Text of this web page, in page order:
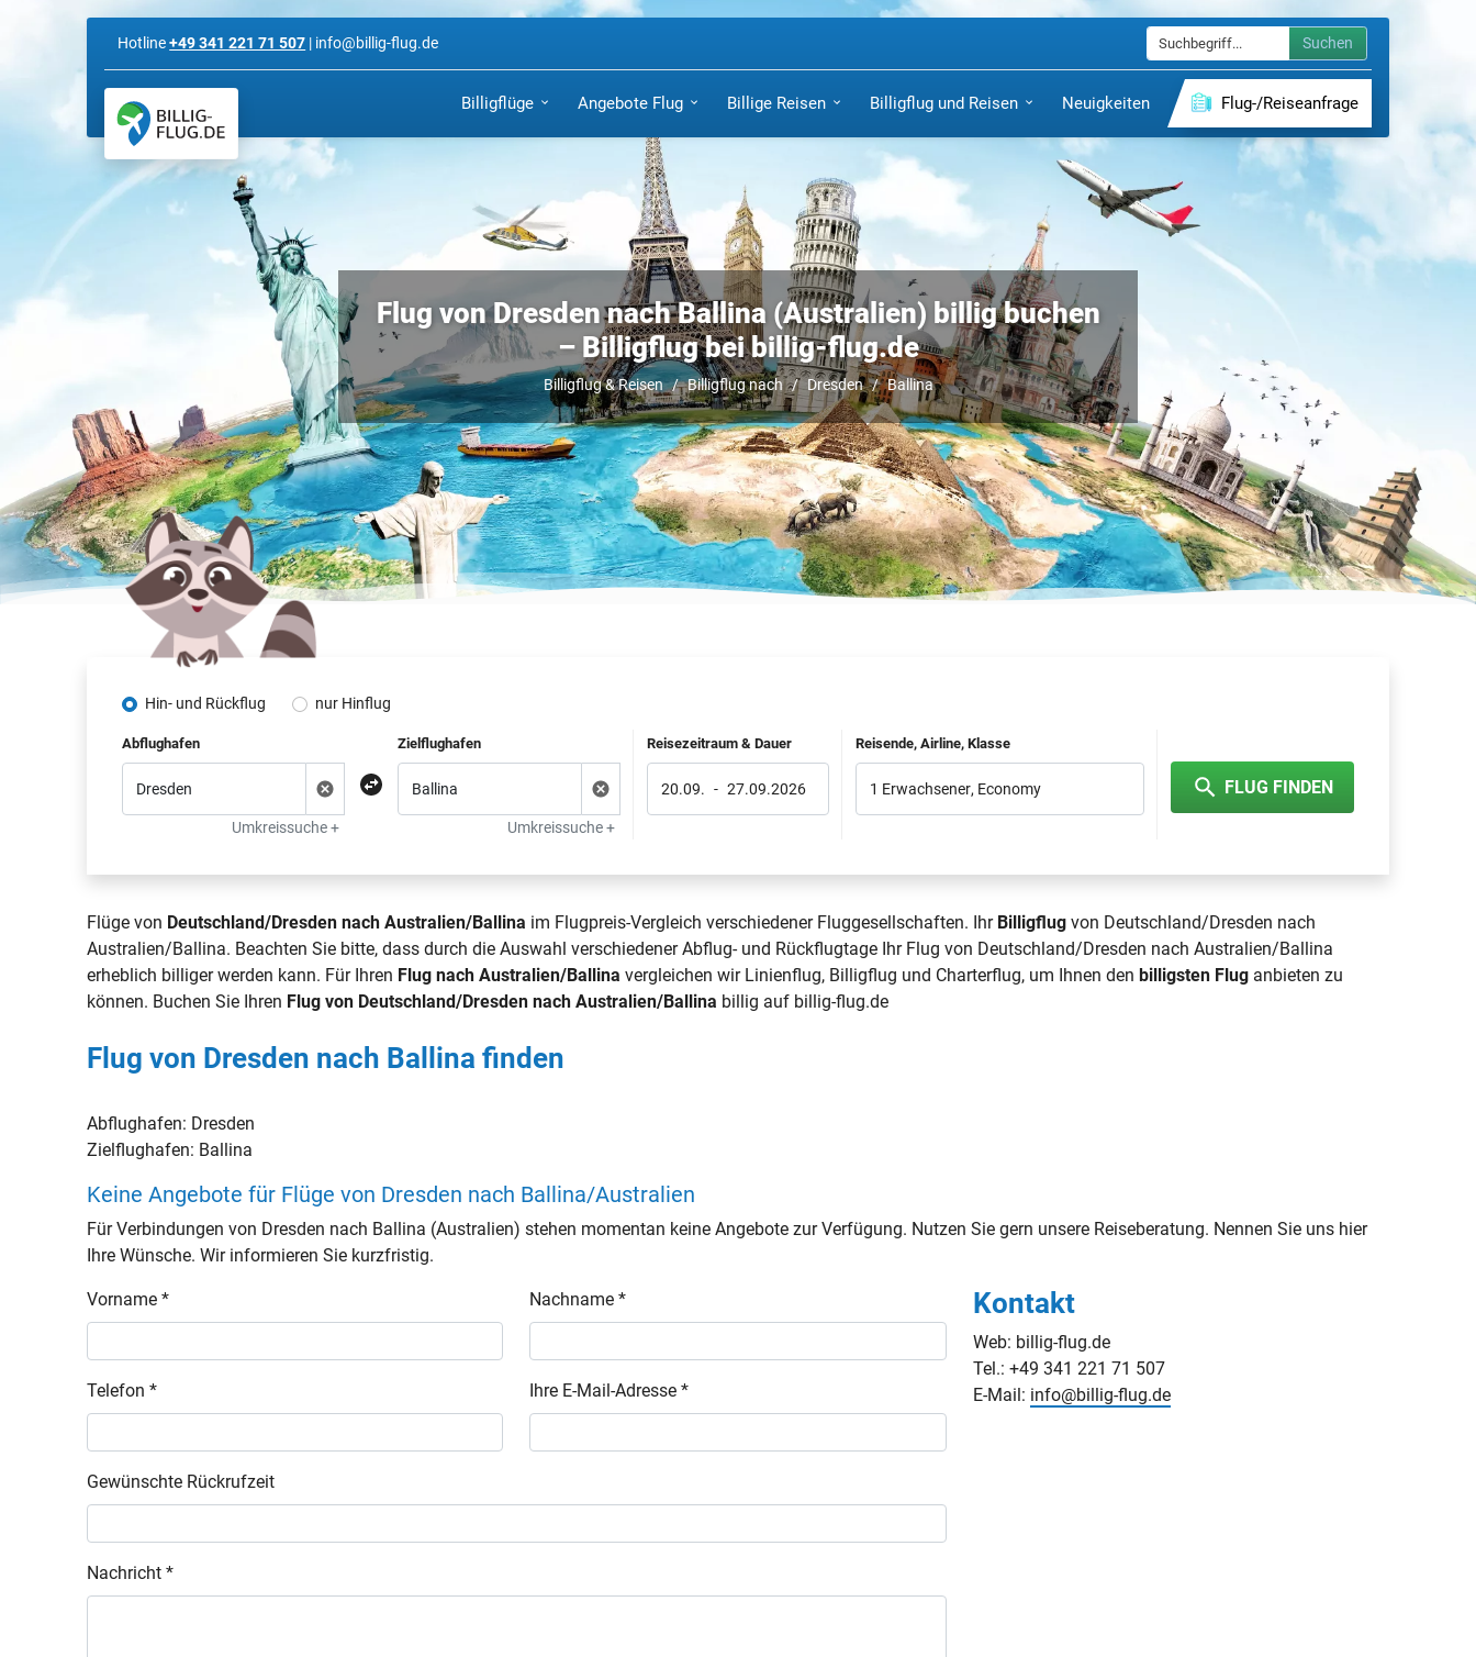
Hotline+49 341 221 71 507 | info@billig-flug.de Suchen
Billigflüge Angebote Flug Billige Reisen Billigflug und Reisen Neuigkeiten Flug-/Reiseanfrage
Flug von Dresden nach Ballina (Australien) billig buchen
– Billigflug bei billig-flug.de
Billigflug & Reisen Billigflug nach Dresden Ballina
Hin- und Rückflug nur Hinflug
Abflughafen
Umkreissuche +
Zielflughafen
Umkreissuche +
Reisezeitraum & Dauer
20.09. - 27.09.2026
Reisende, Airline, Klasse
1 Erwachsener, Economy FLUG FINDEN
Flüge von Deutschland/Dresden nach Australien/Ballina im Flugpreis-Vergleich verschiedener Fluggesellschaften. Ihr Billigflug von Deutschland/Dresden nach
Australien/Ballina. Beachten Sie bitte, dass durch die Auswahl verschiedener Abflug- und Rückflugtage Ihr Flug von Deutschland/Dresden nach Australien/Ballina
erheblich billiger werden kann. Für Ihren Flug nach Australien/Ballina vergleichen wir Linienflug, Billigflug und Charterflug, um Ihnen denbilligsten Flug anbieten zu
können. Buchen Sie Ihren Flug von Deutschland/Dresden nach Australien/Ballina billig auf billig-flug.de
Flug von Dresden nach Ballina finden
Abflughafen: Dresden
Zielflughafen: Ballina
Keine Angebote für Flüge von Dresden nach Ballina/Australien
Für Verbindungen von Dresden nach Ballina (Australien) stehen momentan keine Angebote zur Verfügung. Nutzen Sie gern unsere Reiseberatung. Nennen Sie uns hier
Ihre Wünsche. Wir informieren Sie kurzfristig.
Vorname * Nachname *
Telefon * Ihre E-Mail-Adresse *
Gewünschte Rückrufzeit
Nachricht *
Kontakt
Web: billig-flug.de
Tel.: +49 341 221 71 507
E-Mail: info@billig-flug.de